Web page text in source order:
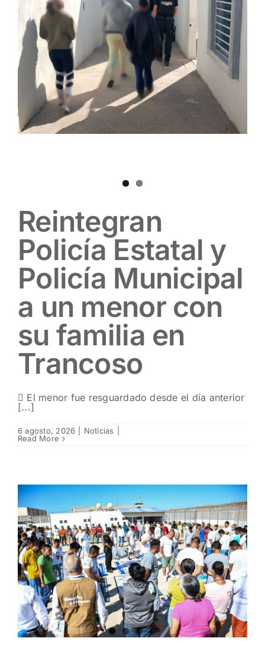
Contacto
Reintegran
Policía Estatal y
Policía Municipal
a un menor con
su familia en
Trancoso
 El menor fue resguardado desde el día anterior
[...]
6 agosto, 2026 Noticias
Read More